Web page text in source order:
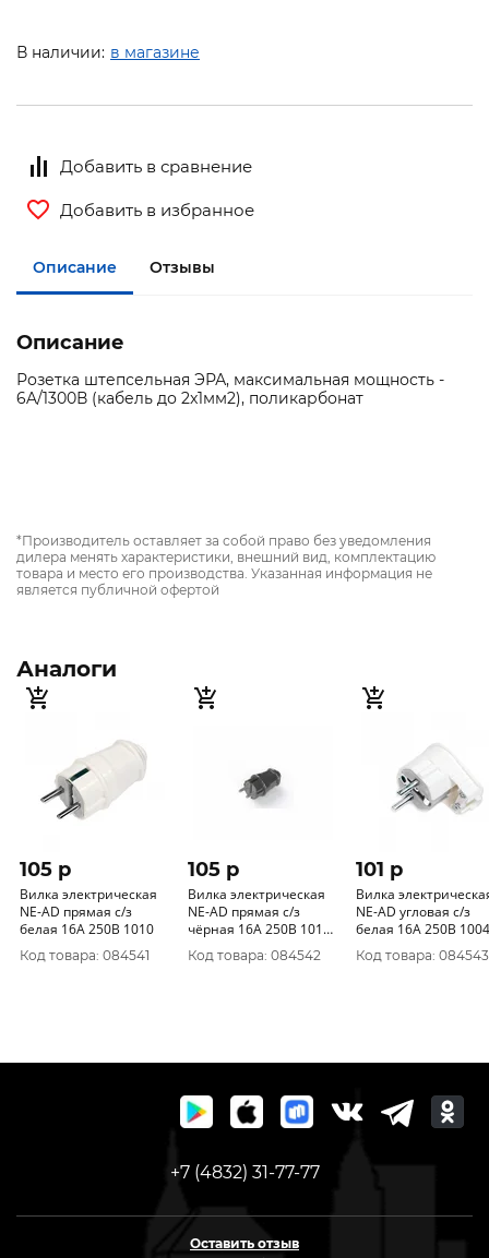
В наличии: в магазине
Добавить в сравнение
Добавить в избранное
Описание Отзывы
Описание
Розетка штепсельная ЭРА, максимальная мощность -
6A/1300В (кабель до 2x1мм2), поликарбонат
*Производитель оставляет за собой право без уведомления
дилера менять характеристики, внешний вид, комплектацию
товара и место его производства. Указанная информация не
является публичной офертой
Аналоги
105 p
Вилка электрическая
NE-AD прямая с/з
белая 16А 250В 1010
Код товара: 084541
105 p
Вилка электрическая
NE-AD прямая с/з
чёрная 16А 250В 1010-
S
Код товара: 084542
101 p
Вилка
NE-AD угловая с/з
белая 16А 250В 1004
Код товара: 084543
+7 (4832) 31-77-77
Оставить отзыв